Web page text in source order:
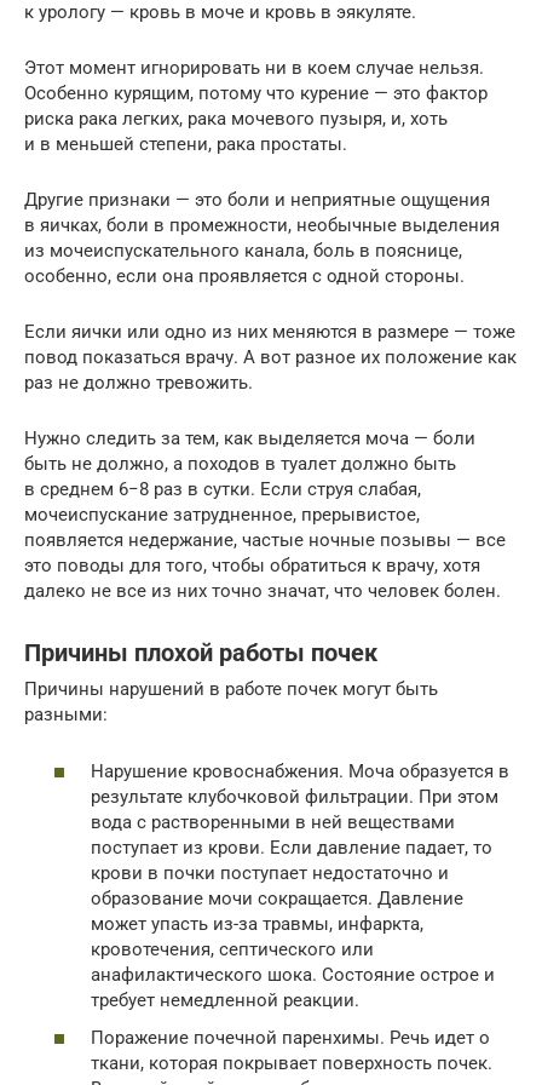
к урологу — кровь в моче и кровь в эякуляте.
Этот момент игнорировать ни в коем случае нельзя.
Особенно курящим, потому что курение — это фактор
риска рака легких, рака мочевого пузыря, и, хоть
и в меньшей степени, рака простаты.
Другие признаки — это боли и неприятные ощущения
в яичках, боли в промежности, необычные выделения
из мочеиспускательного канала, боль в пояснице,
особенно, если она проявляется с одной стороны.
Если яички или одно из них меняются в размере — тоже
повод показаться врачу. А вот разное их положение как
раз не должно тревожить.
Нужно следить за тем, как выделяется моча — боли
быть не должно, а походов в туалет должно быть
в среднем 6−8 раз в сутки. Если струя слабая,
мочеиспускание затрудненное, прерывистое,
появляется недержание, частые ночные позывы — все
это поводы для того, чтобы обратиться к врачу, хотя
далеко не все из них точно значат, что человек болен.
Причины плохой работы почек
Причины нарушений в работе почек могут быть
разными:
Нарушение кровоснабжения. Моча образуется в
результате клубочковой фильтрации. При этом
вода с растворенными в ней веществами
поступает из крови. Если давление падает, то
крови в почки поступает недостаточно и
образование мочи сокращается. Давление
может упасть из-за травмы, инфаркта,
кровотечения, септического или
анафилактического шока. Состояние острое и
требует немедленной реакции.
Поражение почечной паренхимы. Речь идет о
ткани, которая покрывает поверхность почек.